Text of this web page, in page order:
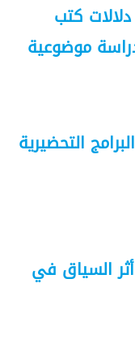
كتب
موضوعية
التحضيرية
السياق في